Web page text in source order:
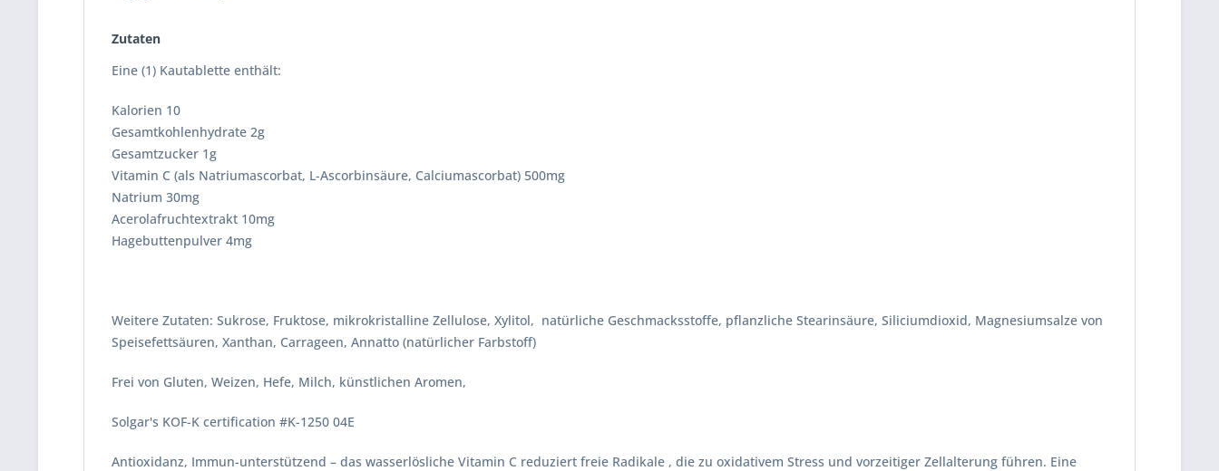
Zutaten
Eine (1) Kautablette enthält:
Kalorien 10
Gesamtkohlenhydrate 2g
Gesamtzucker 1g
Vitamin C (als Natriumascorbat, L-Ascorbinsäure, Calciumascorbat) 500mg
Natrium 30mg
Acerolafruchtextrakt 10mg
Hagebuttenpulver 4mg
Weitere Zutaten: Sukrose, Fruktose, mikrokristalline Zellulose, Xylitol, natürliche Geschmacksstoffe, pflanzliche Stearinsäure, Siliciumdioxid, Magnesiumsalze von
Speisefettsäuren, Xanthan, Carrageen, Annatto (natürlicher Farbstoff)
Frei von Gluten, Weizen, Hefe, Milch, künstlichen Aromen,
Solgar's KOF-K certification #K-1250 04E
Antioxidanz, Immun-unterstützend – das wasserlösliche Vitamin C reduziert freie Radikale , die zu oxidativem Stress und vorzeitiger Zellalterung führen. Eine